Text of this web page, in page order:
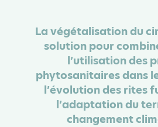
La végétalisation du
solution pour
l’utilisation des
phytosanitaires dans
l’évolution des rites
l’adaptation du
changement